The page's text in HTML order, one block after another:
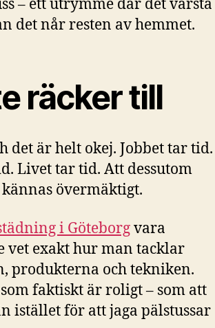
– ett utrymme där det värsta
det når resten av hemmet.
räcker till
det är helt okej. Jobbet tar tid.
Livet tar tid. Att dessutom
övermäktigt.
i Göteborgvara
vet exakt hur man tacklar
produkterna och tekniken.
faktiskt är roligt – som att
istället för att jaga pälstussar